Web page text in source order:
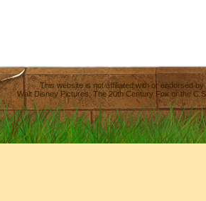
This website is not affiliated with or endorsed by
Walt Disney Pictures,The 20th Century Fox or the